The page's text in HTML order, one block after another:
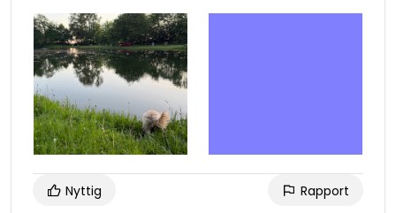
Nyttig Rapport